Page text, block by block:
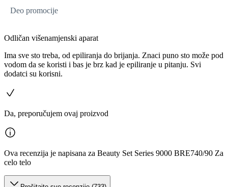
Deo promocije
Odličan višenamjenski aparat
Ima sve sto treba, od epiliranja do brijanja. Znaci puno sto može pod
vodom da se koristi i bas je brz kad je epiliranje u pitanju. Svi
dodatci su korisni.
Da, preporučujem ovaj proizvod
Ova recenzija je napisana za Beauty Set Series 9000 BRE740/90 Za
celo telo